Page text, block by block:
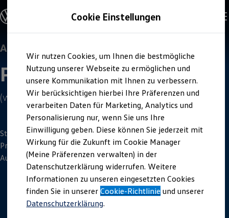
Hauptinhalt
springen
Footer
springen
Offene Stellen entdecken
Einstiegsmöglichkeiten
Schüler
Schülerpraktikum
Schüler Ferienjobs
Einstiegsqualifizierung
Studenten
Praktikum
Abschlussarbeit
Master-Stipendium
Auslandspraktikum
Jobs in Semesterferien
Werkstudentin / Werkstudent
Absolventen
StartUp Direct
Doktorandenprogramm
Volontariat
Berufserfahrene
Direkteinstieg
Jobs in der Volkswagen Group
Ausbildung
Produktions­technologe
(w/m/d)
Starte deine Ausbildung als Produktionstechnologin /
Produktionstechnologen (w/m/d). Sichere dir deinen
Ausbildungsplatz.
3 MinutenLesezeit
Cookie Einstellungen
Wir nutzen Cookies, um Ihnen die bestmögliche
Nutzung unserer Webseite zu ermöglichen und
unsere Kommunikation mit Ihnen zu verbessern.
Wir berücksichtigen hierbei Ihre Präferenzen und
verarbeiten Daten für Marketing, Analytics und
Personalisierung nur, wenn Sie uns Ihre
Einwilligung geben. Diese können Sie jederzeit mit
Wirkung für die Zukunft im Cookie Manager
(Meine Präferenzen verwalten) in der
Datenschutzerklärung widerrufen. Weitere
Informationen zu unseren eingesetzten Cookies
finden Sie in unsererCookie-Richtlinie und unserer
Datenschutzerklärung.